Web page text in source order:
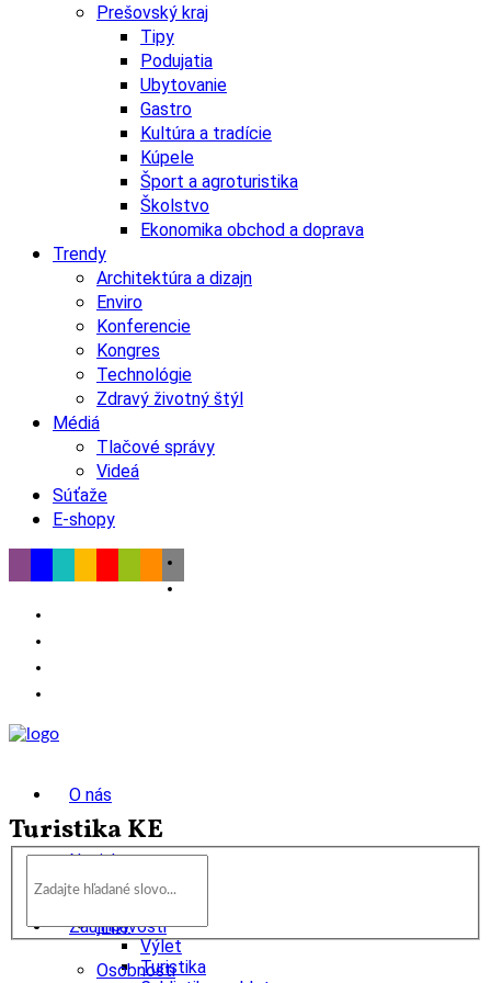
Prešovský kraj
Tipy
Podujatia
Ubytovanie
Gastro
Kultúra a tradície
Kúpele
Šport a agroturistika
Školstvo
Ekonomika obchod a doprava
Trendy
Architektúra a dizajn
Enviro
Konferencie
Kongres
Technológie
Zdravý životný štýl
Médiá
Tlačové správy
Videá
Súťaže
E-shopy
O nás
Novinky
Tipy
Výlet
Turistika
Zaujímavosti
Osobnosti
Turistika KE